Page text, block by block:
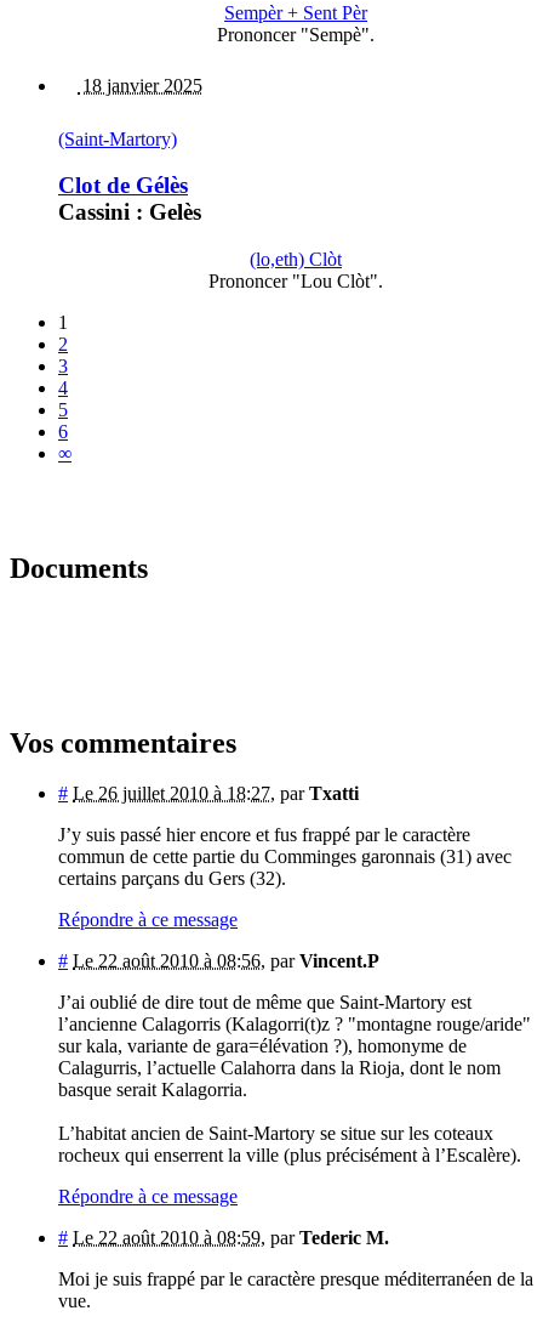
Sempèr + Sent Pèr
Prononcer "Sempè".
18 janvier 2025
(Saint-Martory)
Clot de Gélès
Cassini : Gelès
(lo,eth) Clòt
Prononcer "Lou Clòt".
1
2
3
4
5
6
∞
Documents
Vos commentaires
# Le 26 juillet 2010 à 18:27, parTxatti
J’y suis passé hier encore et fus frappé par le caractère
commun de cette partie du Comminges garonnais (31) avec
certains parçans du Gers (32).
Répondre à ce message
# Le 22 août 2010 à 08:56, parVincent.P
J’ai oublié de dire tout de même que Saint-Martory est
l’ancienne Calagorris (Kalagorri(t)z ? "montagne rouge/aride"
sur kala, variante de gara=élévation ?), homonyme de
Calagurris, l’actuelle Calahorra dans la Rioja, dont le nom
basque serait Kalagorria.
L’habitat ancien de Saint-Martory se situe sur les coteaux
rocheux qui enserrent la ville (plus précisément à l’Escalère).
Répondre à ce message
# Le 22 août 2010 à 08:59, parTederic M.
Moi je suis frappé par le caractère presque méditerranéen de la
vue.